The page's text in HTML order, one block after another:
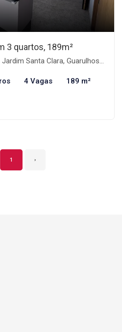
3 quartos, 189m²
Santa Clara, Guarulhos-SP
4 Vagas 189 m²
1 ›